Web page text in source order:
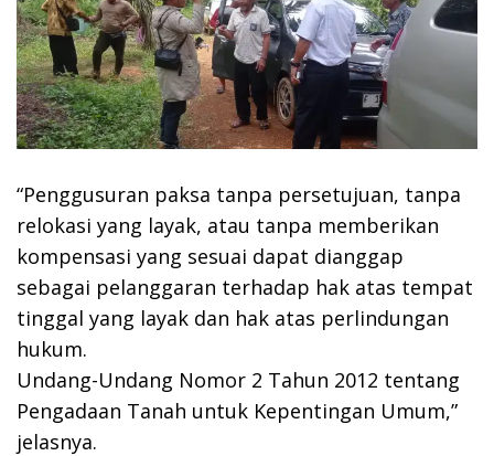
“Penggusuran paksa tanpa persetujuan, tanpa
relokasi yang layak, atau tanpa memberikan
kompensasi yang sesuai dapat dianggap
sebagai pelanggaran terhadap hak atas tempat
tinggal yang layak dan hak atas perlindungan
hukum.
Undang-Undang Nomor 2 Tahun 2012 tentang
Pengadaan Tanah untuk Kepentingan Umum,”
jelasnya.